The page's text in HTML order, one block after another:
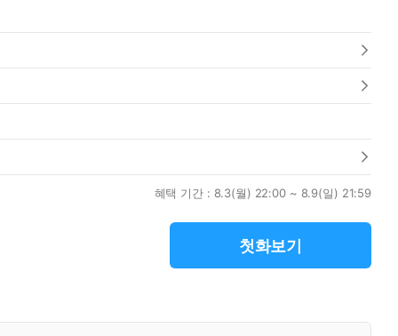
혜택 기간 : 8.3(월) 22:00 ~ 8.9(일) 21:59
첫화보기